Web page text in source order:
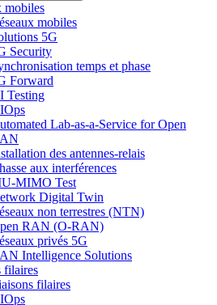
mobiles
mobiles
5G
Security
temps et phase
Forward
Testing
Lab-as-a-Service for Open
des antennes-relais
aux interférences
MIMO Test
Digital Twin
non terrestres (NTN)
RAN (O-RAN)
privés 5G
Intelligence Solutions
filaires
filaires